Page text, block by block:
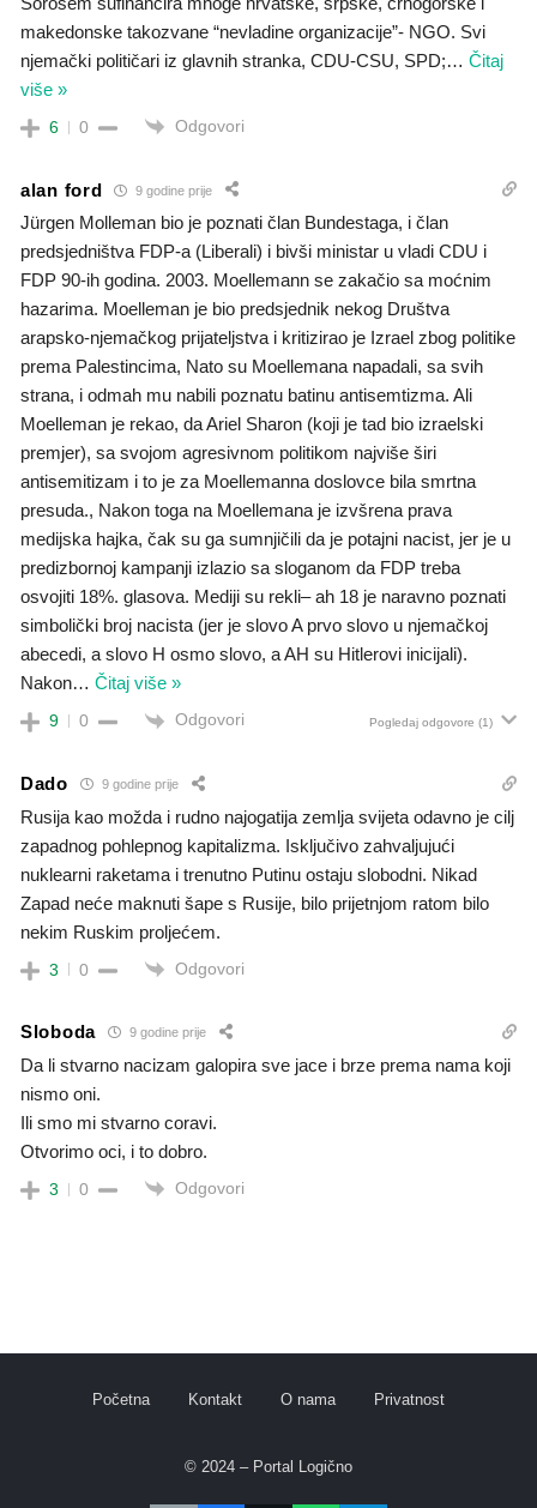
makedonske takozvane “nevladine organizacije”- NGO. Svi
njemački političari iz glavnih stranka, CDU-CSU, SPD;… Čitaj
više »
6 0 Odgovori
alan ford 9 godine prije
Jürgen Molleman bio je poznati član Bundestaga, i član
predsjedništva FDP-a (Liberali) i bivši ministar u vladi CDU i
FDP 90-ih godina. 2003. Moellemann se zakačio sa moćnim
hazarima. Moelleman je bio predsjednik nekog Društva
arapsko-njemačkog prijateljstva i kritizirao je Izrael zbog politike
prema Palestincima, Nato su Moellemana napadali, sa svih
strana, i odmah mu nabili poznatu batinu antisemtizma. Ali
Moelleman je rekao, da Ariel Sharon (koji je tad bio izraelski
premjer), sa svojom agresivnom politikom najviše širi
antisemitizam i to je za Moellemanna doslovce bila smrtna
presuda., Nakon toga na Moellemana je izvšrena prava
medijska hajka, čak su ga sumnjičili da je potajni nacist, jer je u
predizbornoj kampanji izlazio sa sloganom da FDP treba
osvojiti 18%. glasova. Mediji su rekli– ah 18 je naravno poznati
simbolički broj nacista (jer je slovo A prvo slovo u njemačkoj
abecedi, a slovo H osmo slovo, a AH su Hitlerovi inicijali).
Nakon… Čitaj više »
9 0 Odgovori Pogledaj odgovore (1)
Dado 9 godine prije
Rusija kao možda i rudno najogatija zemlja svijeta odavno je cilj
zapadnog pohlepnog kapitalizma. Isključivo zahvaljujući
nuklearni raketama i trenutno Putinu ostaju slobodni. Nikad
Zapad neće maknuti šape s Rusije, bilo prijetnjom ratom bilo
nekim Ruskim proljećem.
3 0 Odgovori
Sloboda 9 godine prije
Da li stvarno nacizam galopira sve jace i brze prema nama koji
nismo oni.
Ili smo mi stvarno coravi.
Otvorimo oci, i to dobro.
3 0 Odgovori
Početna Kontakt O nama Privatnost
© 2024 – Portal Logično